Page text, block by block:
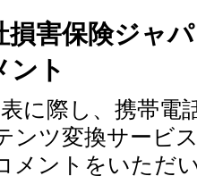
損害保険ジャ
ント
に際し、携帯電
ンツ変換サービ
メントをいただ